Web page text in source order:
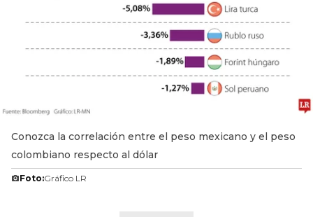
Conozca la correlación entre el peso mexicano y el peso
colombiano respecto al dólar
Foto:Gráfico LR